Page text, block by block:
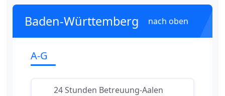
Baden-Württemberg nach oben
A-G
24 Stunden Betreuung-Aalen